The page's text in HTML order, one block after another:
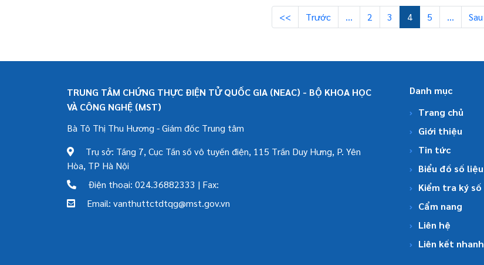
<< Trước … 2 3 4 5 … Sau
TRUNG TÂM CHỨNG THỰC ĐIỆN TỬ QUỐC GIA (NEAC) - BỘ KHOA HỌC
VÀ CÔNG NGHỆ (MST)
Bà Tô Thị Thu Hương - Giám đốc Trung tâm
Trụ sở: Tầng 7, Cục Tần số vô tuyến điện, 115 Trần Duy Hưng, P. Yên
Hòa, TP Hà Nội
Điện thoại: 024.36882333 | Fax:
Email: vanthuttctdtqg@mst.gov.vn
Danh mục
Trang chủ
Giới thiệu
Tin tức
Biểu đồ số liệu
Kiểm tra ký số
Cẩm nang
Liên hệ
Liên kết nhanh